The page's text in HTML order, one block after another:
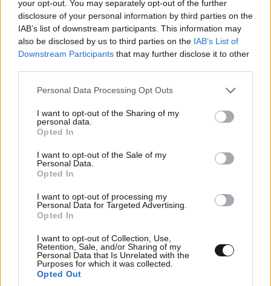
your opt-out. You may separately opt-out of the further
disclosure of your personal information by third parties on the
IAB’s list of downstream participants. This information may
also be disclosed by us to third parties on the IAB’s List of
Downstream Participants that may further disclose it to other
Please note that this website/app uses one or more Google
not limited to your visit or usage behaviour. You may click to
grant or deny consent to Google and its third-party tags to
use your data for below specified purposes in below Google
consent section.
Personal Data Processing Opt Outs
I want to opt-out of the Sharing of my
personal data.
Opted In
I want to opt-out of the Sale of my
Personal Data.
Opted In
I want to opt-out of processing my
Personal Data for Targeted Advertising.
Opted In
I want to opt-out of Collection, Use,
Retention, Sale, and/or Sharing of my
Personal Data that Is Unrelated with the
Purposes for which it was collected.
Opted Out
ΚΟΣΜΟΣ09·08·2026 07:44
που φέρεται να βρίσκεται πίσω του – Τι ορίζει ο
όρος Greek Mafia